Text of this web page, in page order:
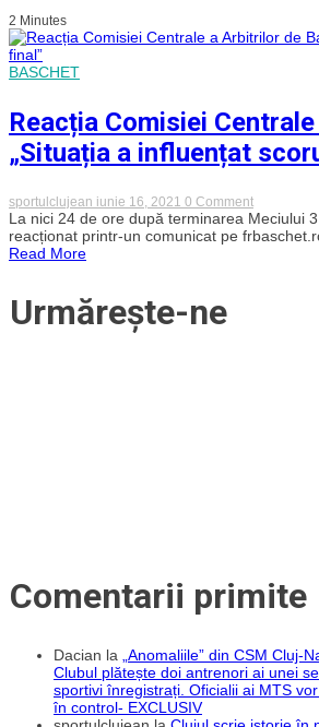
2 Minutes
BASCHET
Reacția Comisiei
„Situația a influențat
sportulclujean iunie 16, 2021 0 Commenton
Reacția
Comisiei
Centrale
final”
La nici 24 de ore după terminarea Meciului
reacționat printr-un comunicat pe
Read More
Urmărește-ne
Comentarii primite
Dacian la
„Anomaliile” din CSM Cluj-
Clubul plătește doi antrenori ai unei
sportivi înregistrați. Oficialii ai MTS
în control- EXCLUSIV